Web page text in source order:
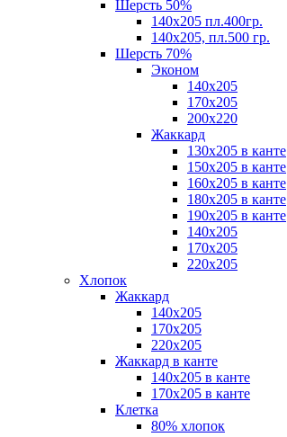
Шерсть 50%
140х205 пл.400гр.
140х205, пл.500 гр.
Шерсть 70%
Эконом
140х205
170х205
200х220
Жаккард
130х205 в канте
150х205 в канте
160х205 в канте
180х205 в канте
190х205 в канте
140х205
170х205
220х205
Хлопок
Жаккард
140x205
170х205
220х205
Жаккард в канте
140х205 в канте
170х205 в канте
Клетка
80% хлопок